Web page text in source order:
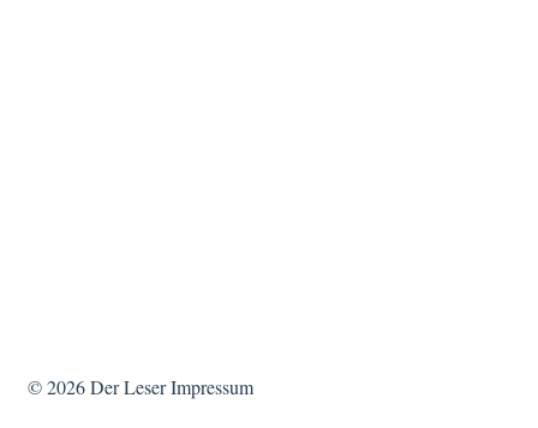
© 2026Der Leser Impressum